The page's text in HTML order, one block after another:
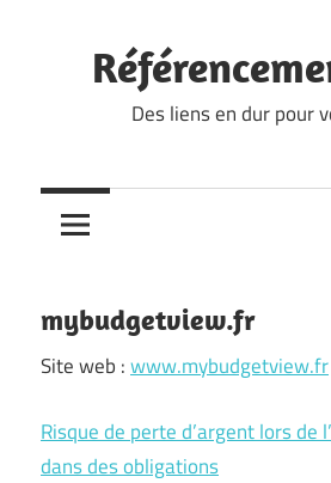
content
Des liens en dur pour
mybudgetview.fr
Site web :www.mybudgetview.fr
Risque de perte d’argent lors de
dans des obligations